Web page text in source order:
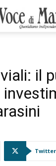
il
Twitter